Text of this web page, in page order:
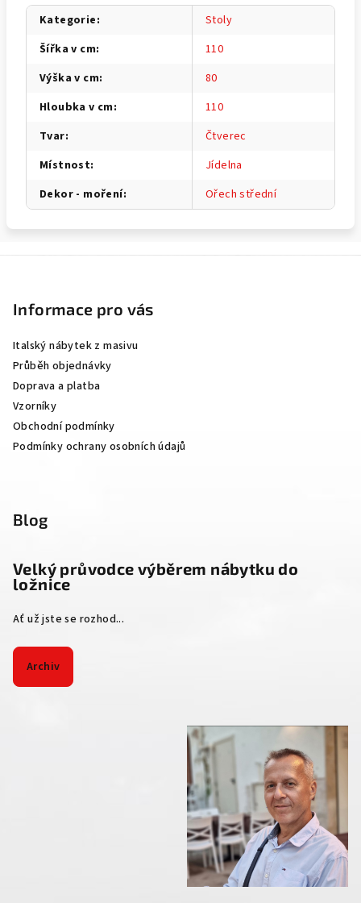
Kategorie:
Stoly
Šířka v cm:
110
Výška v cm:
80
Hloubka v cm:
110
Tvar:
Čtverec
Místnost:
Jídelna
Dekor - moření: Ořech střední
Informace pro vás
Italský nábytek z masivu
Průběh objednávky
Doprava a platba
Vzorníky
Obchodní podmínky
Podmínky ochrany osobních údajů
Blog
Velký průvodce výběrem nábytku do
ložnice
Ať už jste se rozhod...
Archiv